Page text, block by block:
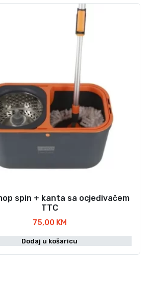
spin + kanta sa ocjeđivačem
TTC
75,00 KM
Dodaj u košaricu